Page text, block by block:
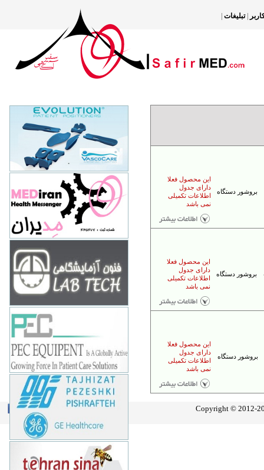
| تبليغات |
بروشور دستگاه
این محصول فعلا
دارای جدول
اطلاعات تکمیلی
نمی باشد
بروشور دستگاه
این محصول فعلا
دارای جدول
اطلاعات تکمیلی
نمی باشد
بروشور دستگاه
این محصول فعلا
دارای جدول
اطلاعات تکمیلی
نمی باشد
مدیران سلامت سفیر
77500165
تهران- پایین تر از میدان سپاه- نبش کوچه
احمد نیا- پلاک یک
مدیران سلامت سفیر
77500165
تهران- پایین تر از میدان سپاه- نبش کوچه
احمد نیا- پلاک یک
تهران - بهشتي - بعد از سهروردي -
کاووسي فر - نبش کوچه باسقی- پلاک 20
و 21
www.fonoon.co.ir
الکترونیک برتر
88982612-16
تهران - خیابان زرتشت غربی- کوچه سوم
www.pec-equipment.com
تجهیزات پزشکی پیشرفته
88660081
تهران-ونک-خیابان توانیر-شهید عباسپور-
کوچه سامی-پلاک 1
www.tppge.com
66409116
Join Us About Safir Copyright © 2012-